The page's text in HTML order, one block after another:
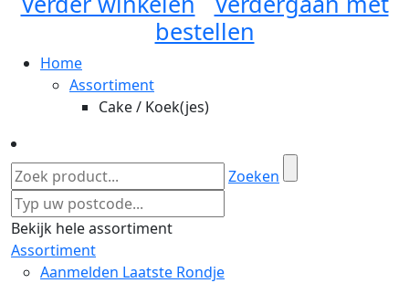
bestellen
Home
Assortiment
Cake / Koek(jes)
Zoeken
Bekijk hele assortiment
Assortiment
Aanmelden Laatste Rondje